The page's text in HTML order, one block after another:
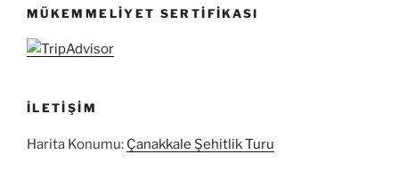
MÜKEMMELIYET SERTIFIKASI
İLETIŞIM
Harita Konumu: Çanakkale Şehitlik Turu